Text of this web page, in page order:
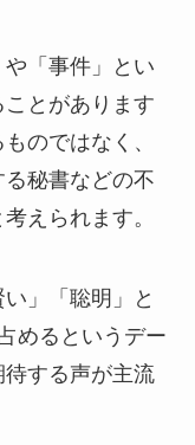
「事件」とい
とがあります
のではなく、
秘書などの不
えられます。
」「聡明」と
めるというデー
する声が主流